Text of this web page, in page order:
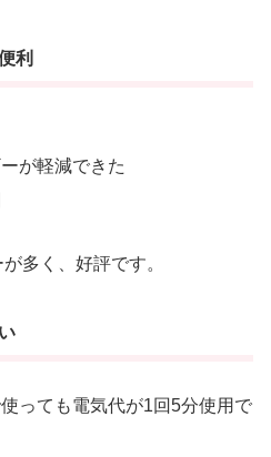
利
が軽減できた
多く、好評です。
っても電気代が1回5分使用で